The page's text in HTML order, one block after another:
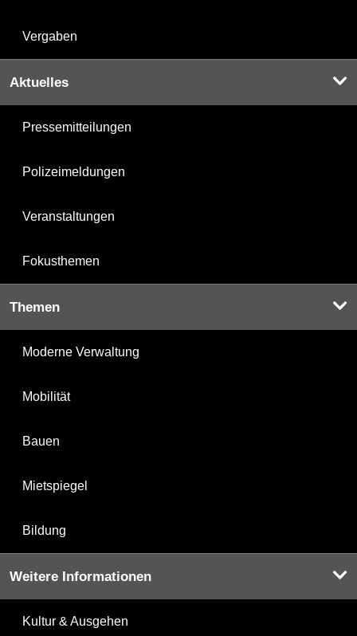
Vergaben
Aktuelles
Pressemitteilungen
Polizeimeldungen
Veranstaltungen
Fokusthemen
Themen
Moderne Verwaltung
Mobilität
Bauen
Mietspiegel
Bildung
Weitere Informationen
Kultur & Ausgehen